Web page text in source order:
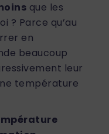
que les
? Parce qu’au
en
beaucoup
leur
température